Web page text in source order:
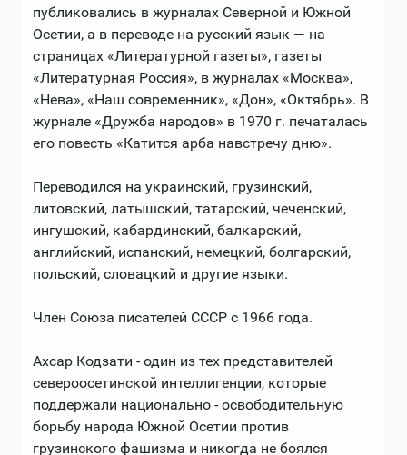
публиковались в журналах Северной и Южной
Осетии, а в переводе на русский язык — на
страницах «Литературной газеты», газеты
«Литературная Россия», в журналах «Москва»,
«Нева», «Наш современник», «Дон», «Октябрь». В
журнале «Дружба народов» в 1970 г. печаталась
его повесть «Катится арба навстречу дню».
Переводился на украинский, грузинский,
литовский, латышский, татарский, чеченский,
ингушский, кабардинский, балкарский,
английский, испанский, немецкий, болгарский,
польский, словацкий и другие языки.
Член Союза писателей СССР с 1966 года.
Ахсар Кодзати - один из тех представителей
североосетинской интеллигенции, которые
поддержали национально - освободительную
борьбу народа Южной Осетии против
грузинского фашизма и никогда не боялся